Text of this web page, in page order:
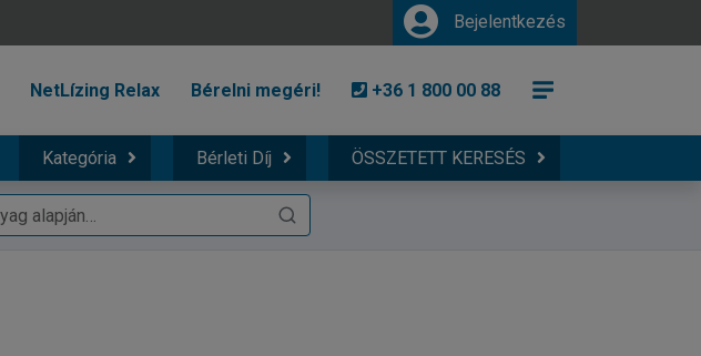
Bejelentkezés
NetLízing Relax Bérelni megéri! +36 1 800 00 88
Kategória Bérleti Díj ÖSSZETETT KERESÉS